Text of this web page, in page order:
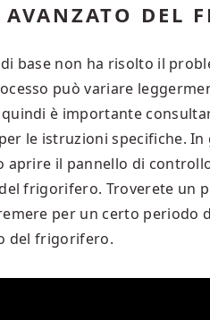
AVANZATO DEL
base non ha risolto il
può variare
quindi è importante
le istruzioni specifiche.
aprire il pannello di
frigorifero. Troverete un
per un certo periodo
del frigorifero.